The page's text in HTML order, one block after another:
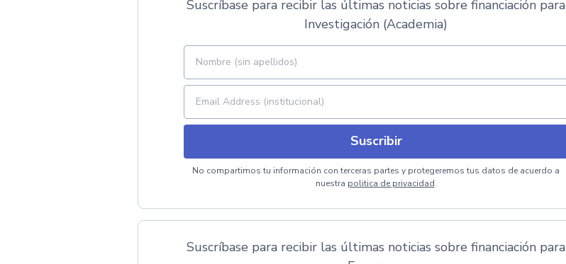
Suscríbase para recibir las últimas noticias sobre financiación para
Investigación (Academia)
Suscribir
No compartimos tu información con terceras partes y protegeremos tus datos de acuerdo a
nuestra politica de privacidad.
Suscríbase para recibir las últimas noticias sobre financiación para